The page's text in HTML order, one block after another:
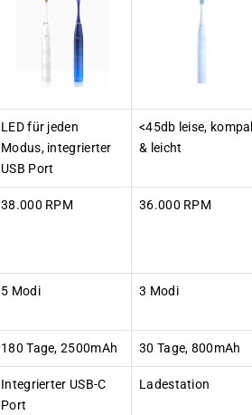
LED für jeden
Modus, integrierter
USB Port
<45db leise,
& leicht
38.000 RPM 36.000 RPM
5 Modi 3 Modi
180 Tage, 2500mAh 30 Tage, 800mAh
Integrierter USB-C
Port
Ladestation